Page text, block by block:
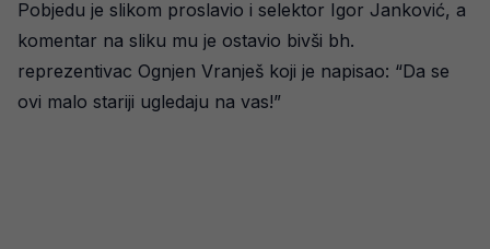
Pobjedu je slikom proslavio i selektor Igor Janković, a
komentar na sliku mu je ostavio bivši bh.
reprezentivac Ognjen Vranješ koji je napisao: “Da se
ovi malo stariji ugledaju na vas!”